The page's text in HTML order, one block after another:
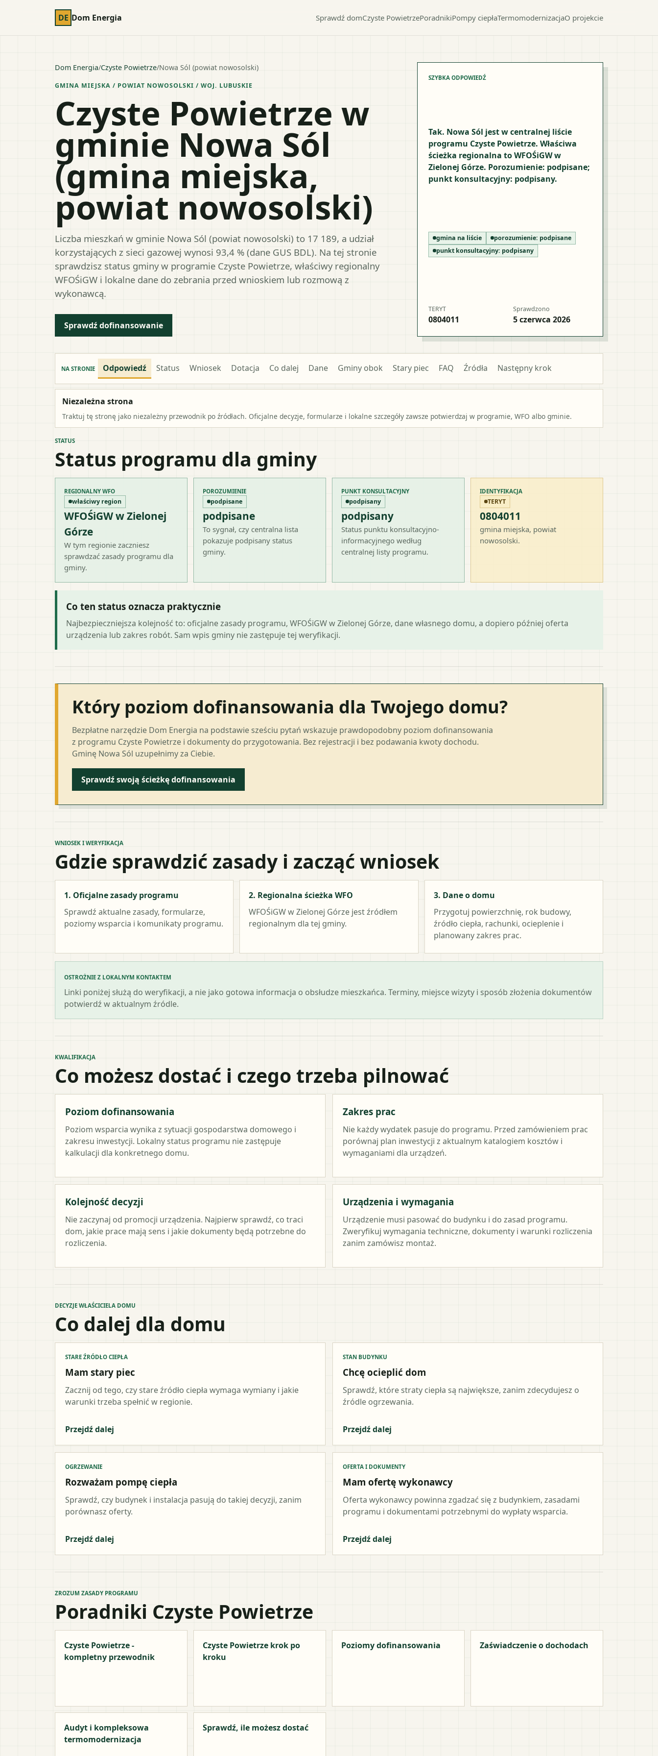
DE Dom Energia Sprawdź domCzyste PowietrzePoradnikiPompy ciepłaTermomodernizacjaO projekcie
Dom Energia/Czyste Powietrze/Nowa Sól (powiat nowosolski)
GMINA MIEJSKA / POWIAT NOWOSOLSKI / WOJ. LUBUSKIE
Czyste Powietrze w
gminie Nowa Sól
(gmina miejska,
powiat nowosolski)
Liczba mieszkań w gminie Nowa Sól (powiat nowosolski) to 17 189, a udział
korzystających z sieci gazowej wynosi 93,4 % (dane GUS BDL). Na tej stronie
sprawdzisz status gminy w programie Czyste Powietrze, właściwy regionalny
WFOŚiGW i lokalne dane do zebrania przed wnioskiem lub rozmową z
wykonawcą.
Sprawdź dofinansowanie
SZYBKA ODPOWIEDŹ
Tak. Nowa Sól jest w centralnej liście
programu Czyste Powietrze. Właściwa
ścieżka regionalna to WFOŚiGW w
Zielonej Górze. Porozumienie: podpisane;
punkt konsultacyjny: podpisany.
gmina na liście porozumienie: podpisane
punkt konsultacyjny: podpisany
TERYT
0804011
Sprawdzono
5 czerwca 2026
NA STRONIE Odpowiedź Status Wniosek Dotacja Co dalej Dane Gminy obok Stary piec FAQ Źródła Następny krok
Niezależna strona
Traktuj tę stronę jako niezależny przewodnik po źródłach. Oficjalne decyzje, formularze i lokalne szczegóły zawsze potwierdzaj w programie, WFO albo gminie.
STATUS
Status programu dla gminy
REGIONALNY WFO
właściwy region
WFOŚiGW w Zielonej
Górze
W tym regionie zaczniesz
sprawdzać zasady programu dla
gminy.
POROZUMIENIE
podpisane
podpisane
To sygnał, czy centralna lista
pokazuje podpisany status
gminy.
PUNKT KONSULTACYJNY
podpisany
podpisany
Status punktu konsultacyjno-
informacyjnego według
centralnej listy programu.
IDENTYFIKACJA
TERYT
0804011
gmina miejska, powiat
nowosolski.
Co ten status oznacza praktycznie
Najbezpieczniejsza kolejność to: oficjalne zasady programu, WFOŚiGW w Zielonej Górze, dane własnego domu, a dopiero później oferta
urządzenia lub zakres robót. Sam wpis gminy nie zastępuje tej weryfikacji.
Który poziom dofinansowania dla Twojego domu?
Bezpłatne narzędzie Dom Energia na podstawie sześciu pytań wskazuje prawdopodobny poziom dofinansowania
z programu Czyste Powietrze i dokumenty do przygotowania. Bez rejestracji i bez podawania kwoty dochodu.
Gminę Nowa Sól uzupełnimy za Ciebie.
Sprawdź swoją ścieżkę dofinansowania
WNIOSEK I WERYFIKACJA
Gdzie sprawdzić zasady i zacząć wniosek
1. Oficjalne zasady programu
Sprawdź aktualne zasady, formularze,
poziomy wsparcia i komunikaty programu.
2. Regionalna ścieżka WFO
WFOŚiGW w Zielonej Górze jest źródłem
regionalnym dla tej gminy.
3. Dane o domu
Przygotuj powierzchnię, rok budowy,
źródło ciepła, rachunki, ocieplenie i
planowany zakres prac.
OSTROŻNIE Z LOKALNYM KONTAKTEM
Linki poniżej służą do weryfikacji, a nie jako gotowa informacja o obsłudze mieszkańca. Terminy, miejsce wizyty i sposób złożenia dokumentów
potwierdź w aktualnym źródle.
KWALIFIKACJA
Co możesz dostać i czego trzeba pilnować
Poziom dofinansowania
Poziom wsparcia wynika z sytuacji gospodarstwa domowego i
zakresu inwestycji. Lokalny status programu nie zastępuje
kalkulacji dla konkretnego domu.
Zakres prac
Nie każdy wydatek pasuje do programu. Przed zamówieniem prac
porównaj plan inwestycji z aktualnym katalogiem kosztów i
wymaganiami dla urządzeń.
Kolejność decyzji
Nie zaczynaj od promocji urządzenia. Najpierw sprawdź, co traci
dom, jakie prace mają sens i jakie dokumenty będą potrzebne do
rozliczenia.
Urządzenia i wymagania
Urządzenie musi pasować do budynku i do zasad programu.
Zweryfikuj wymagania techniczne, dokumenty i warunki rozliczenia
zanim zamówisz montaż.
DECYZJE WŁAŚCICIELA DOMU
Co dalej dla domu
STARE ŹRÓDŁO CIEPŁA
Mam stary piec
Zacznij od tego, czy stare źródło ciepła wymaga wymiany i jakie
warunki trzeba spełnić w regionie.
Przejdź dalej
STAN BUDYNKU
Chcę ocieplić dom
Sprawdź, które straty ciepła są największe, zanim zdecydujesz o
źródle ogrzewania.
Przejdź dalej
OGRZEWANIE
Rozważam pompę ciepła
Sprawdź, czy budynek i instalacja pasują do takiej decyzji, zanim
porównasz oferty.
Przejdź dalej
OFERTA I DOKUMENTY
Mam ofertę wykonawcy
Oferta wykonawcy powinna zgadzać się z budynkiem, zasadami
programu i dokumentami potrzebnymi do wypłaty wsparcia.
Przejdź dalej
ZROZUM ZASADY PROGRAMU
Poradniki Czyste Powietrze
Czyste Powietrze -
kompletny przewodnik
Czyste Powietrze krok po
kroku
Poziomy dofinansowania Zaświadczenie o dochodach
Audyt i kompleksowa
termomodernizacja
Sprawdź, ile możesz dostać